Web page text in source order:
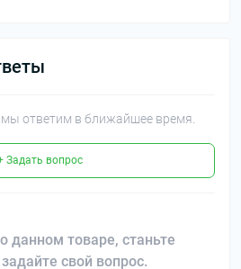
ответим в ближайшее время.
Задать вопрос
данном товаре, станьте
свой вопрос.